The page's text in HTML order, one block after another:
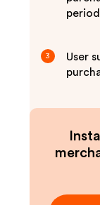
period
3
User